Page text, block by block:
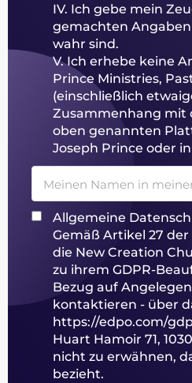
IV. Ich gebe mein
gemachten
wahr sind.
V. Ich erhebe keine
Prince Ministries,
(einschließlich
Zusammenhang mit
oben genannten
Joseph Prince oder
Meinen Namen in
Allgemeine
Gemäß Artikel 27
die New Creation
zu ihrem GDPR-
Bezug auf
kontaktieren - über
https://edpo.com/
Huart Hamoir 71,
nicht zu erwähnen,
bezieht.